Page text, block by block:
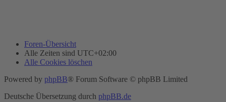
Foren-Übersicht
Alle Zeiten sind UTC+02:00
Alle Cookies löschen
Powered by phpBB® Forum Software © phpBB Limited
Deutsche Übersetzung durch phpBB.de